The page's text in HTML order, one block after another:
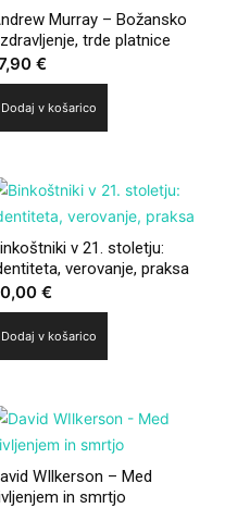
Murray – Božansko
trde platnice
€
Dodaj v košarico
v 21. stoletju:
verovanje, praksa
€
Dodaj v košarico
WIlkerson – Med
in smrtjo